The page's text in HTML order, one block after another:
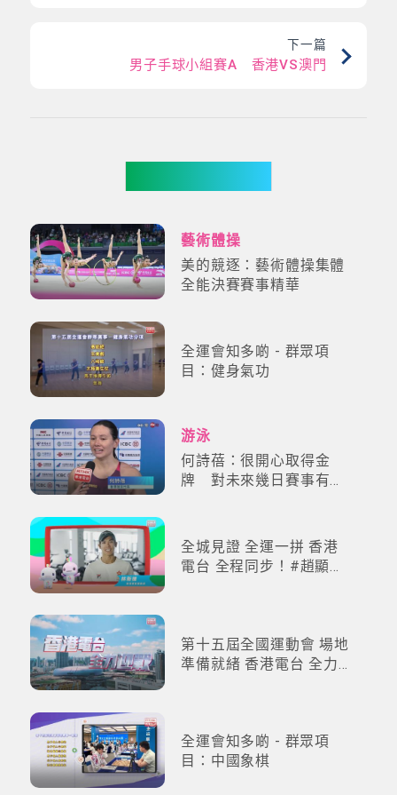
下一篇
男子手球小組賽A 香港VS澳門
藝術體操
美的競逐：藝術體操集體
全能決賽賽事精華
全運會知多啲 - 群眾項
目：健身氣功
游泳
何詩蓓：很開心取得金
牌 對未來幾日賽事有信
全城見證 全運一拼 香港
電台 全程同步！#趙顯臻
第十五屆全國運動會 場地
準備就緒 香港電台 全力
全運會知多啲 - 群眾項
目：中國象棋